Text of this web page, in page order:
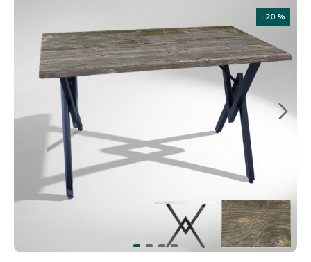
-20 %